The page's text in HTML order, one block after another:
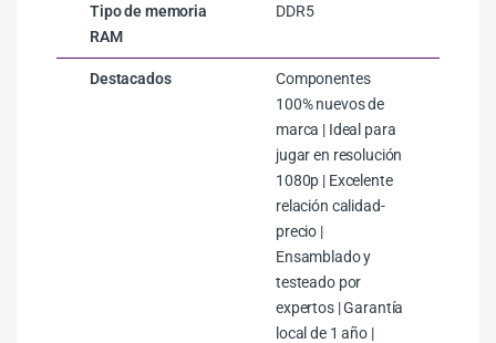
Tipo de memoria
RAM
DDR5
Destacados
Componentes
100% nuevos de
marca | Ideal para
jugar en resolución
1080p | Excelente
relación calidad-
precio |
Ensamblado y
testeado por
expertos | Garantía
local de 1 año |